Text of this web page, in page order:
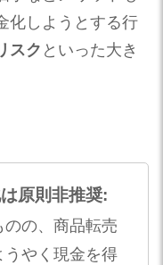
化しようとする行
スク といった大き
原則非推奨:
の、商品転売
うやく現金を得